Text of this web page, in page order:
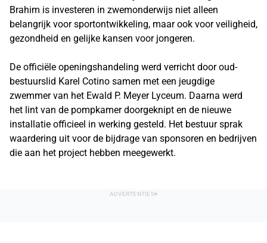
Brahim is investeren in zwemonderwijs niet alleen
belangrijk voor sportontwikkeling, maar ook voor veiligheid,
gezondheid en gelijke kansen voor jongeren.
De officiële openingshandeling werd verricht door oud-
bestuurslid Karel Cotino samen met een jeugdige
zwemmer van het Ewald P. Meyer Lyceum. Daarna werd
het lint van de pompkamer doorgeknipt en de nieuwe
installatie officieel in werking gesteld. Het bestuur sprak
waardering uit voor de bijdrage van sponsoren en bedrijven
die aan het project hebben meegewerkt.